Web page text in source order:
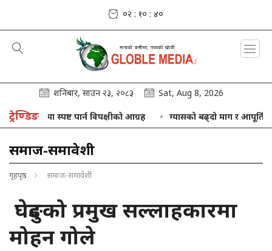
०२ : १० : ४१
शनिबार, साउन २३, २०८३ Sat, Aug 8, 2026
ट्रेण्डिङस्पष्ट पार्न विपक्षीको आग्रह ग्यासको बढ्दो माग र आपूर्तिबीच
समाज-समावेशी
गृहपृष्ठ समाज-समावेशी
घेदुङको प्रमुख सल्लाहकारमा
मोहन गोले